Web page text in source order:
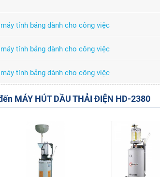
tính bảng dành cho công việc
tính bảng dành cho công việc
tính bảng dành cho công việc
MÁY HÚT DẦU THẢI ĐIỆN HD-2380